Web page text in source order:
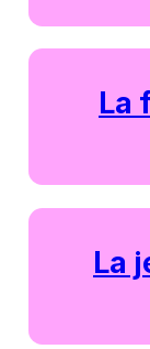
La
La